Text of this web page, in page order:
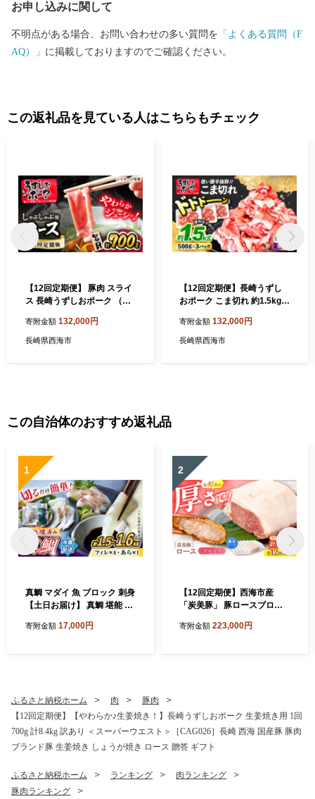
お申し込みに関して
不明点がある場合、お問い合わせの多い質問を 「よくある質問（F
AQ）」 に掲載しておりますのでご確認ください。
この返礼品を見ている人はこちらもチェック
【12回定期便】 豚肉 スライ
ス 長崎うずしおポーク （し
＜スーパーウエスト＞[CAG
030]西海市産 豚肉 豚スライ
寄附金額 132,000円
長崎県西海市
【12回定期便】長崎うずし
おポーク こま切れ 約1.5kg
18]＜スーパーウエスト＞ 長
崎県産 西海市産 豚肉 豚 ぶた
寄附金額 132,000円
長崎県西海市
この自治体のおすすめ返礼品
1
真鯛 マダイ 魚 ブロック 刺身
【土日お届け】 真鯛 堪能 5
種苗＞ [CBW005] 長崎 西海
ク 贈答 ギフト 冷蔵 美味しい
おいしい 海の幸 海産物 魚介
類 カルパッチョ 鯛の煮つけ
料理 お刺身 タイ 真鯛 海鮮
寄附金額 17,000円
2
【12回定期便】西海市産
「炭美豚」 豚ロースブロッ
宮本畜産＞ 豚肉 とんかつ用
寄附金額 223,000円
ふるさと納税ホーム 肉
豚肉
【12回定期便】【やわらか♪生姜焼き！】長崎うずしおポーク 生姜焼き用 1回
700g 計8.4kg 訳あり ＜スーパーウエスト＞［CAG026］長崎 西海 国産豚 豚肉
ブランド豚 生姜焼き しょうが焼き ロース 贈答 ギフト
ふるさと納税ホーム ランキング
肉ランキング
豚肉ランキング